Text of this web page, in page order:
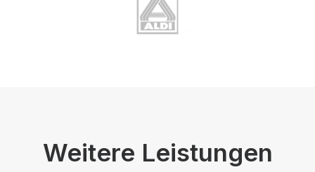
Weitere Leistungen